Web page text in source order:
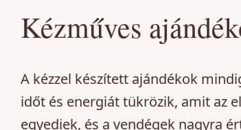
Kézműves
A kézzel készített ajándékok
időt és energiát tükrözik, amit az
egyediek, és a vendégek nagyra